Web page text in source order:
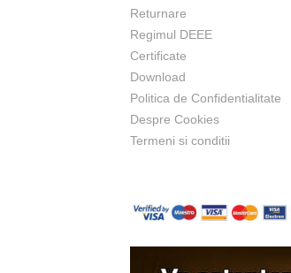
Returnare
Regimul DEEE
Certificate
Download
Politica de Confidentialitate
Despre Cookies
Termeni si conditii